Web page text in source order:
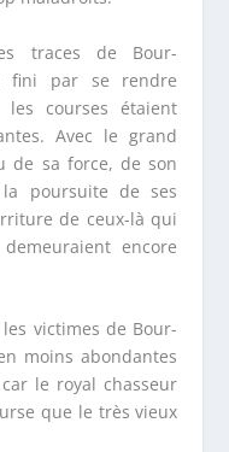
traces de Bour-
fini par se rendre
les courses étaient
Avec le grand
de sa force, de son
poursuite de ses
de ceux-là qui
encore
les victimes de Bour-
moins abondantes
le royal chasseur
que le très vieux